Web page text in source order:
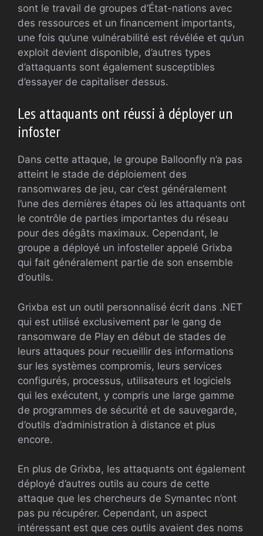
sont le travail de groupes d’État-nations avec
des ressources et un financement importants,
une fois qu’une vulnérabilité est révélée et qu’un
exploit devient disponible, d’autres types
d’attaquants sont également susceptibles
d’essayer de capitaliser dessus.
Les attaquants ont réussi à déployer un
infoster
Dans cette attaque, le groupe Balloonfly n’a pas
atteint le stade de déploiement des
ransomwares de jeu, car c’est généralement
l’une des dernières étapes où les attaquants ont
le contrôle de parties importantes du réseau
pour des dégâts maximaux. Cependant, le
groupe a déployé un infosteller appelé Grixba
qui fait généralement partie de son ensemble
d’outils.
Grixba est un outil personnalisé écrit dans .NET
qui est utilisé exclusivement par le gang de
ransomware de Play en début de stades de
leurs attaques pour recueillir des informations
sur les systèmes compromis, leurs services
configurés, processus, utilisateurs et logiciels
qui les exécutent, y compris une large gamme
de programmes de sécurité et de sauvegarde,
d’outils d’administration à distance et plus
encore.
En plus de Grixba, les attaquants ont également
déployé d’autres outils au cours de cette
attaque que les chercheurs de Symantec n’ont
pas pu récupérer. Cependant, un aspect
intéressant est que ces outils avaient des noms